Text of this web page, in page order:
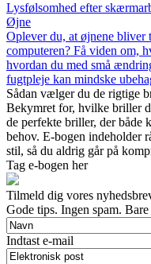
Lysfølsomhed efter
Øjne
Oplever du, at øjnene bliver
computeren? Få viden om,
hvordan du med små
fugtpleje kan mindske
Sådan vælger du de rigtige
Bekymret for, hvilke briller
de perfekte briller, der både
behov. E-bogen indeholder
stil, så du aldrig går på
Tag e-bogen her
Tilmeld dig vores
Gode tips. Ingen spam.
Indtast e-mail